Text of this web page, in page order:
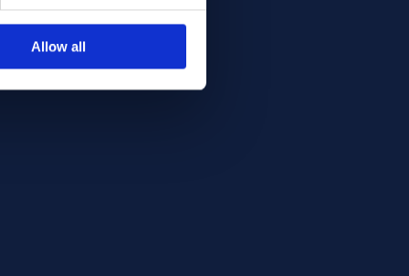
Allow all